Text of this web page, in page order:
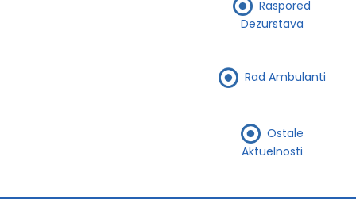
Raspored
Dezurstava
Rad Ambulanti
Ostale
Aktuelnosti